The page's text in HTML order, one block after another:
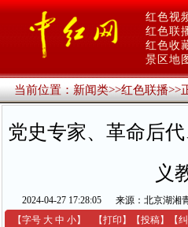
红色视
红色联
红色收
景区地
当前位置：新闻类>>红色联播>>
党史专家、革命后
义
2024-04-27 17:28:05 来源：北京湖湘
【字号 大 中 小】 【打印 】 【投稿】 【